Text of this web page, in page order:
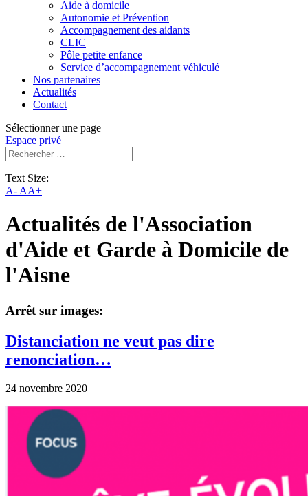
Aide à domicile
Autonomie et Prévention
Accompagnement des aidants
CLIC
Pôle petite enfance
Service d’accompagnement véhiculé
Nos partenaires
Actualités
Contact
Sélectionner une page
Espace privé
Text Size:
A- AA+
Actualités de l'Association
d'Aide et Garde à Domicile de
l'Aisne
Arrêt sur images:
Distanciation ne veut pas dire
renonciation…
24 novembre 2020